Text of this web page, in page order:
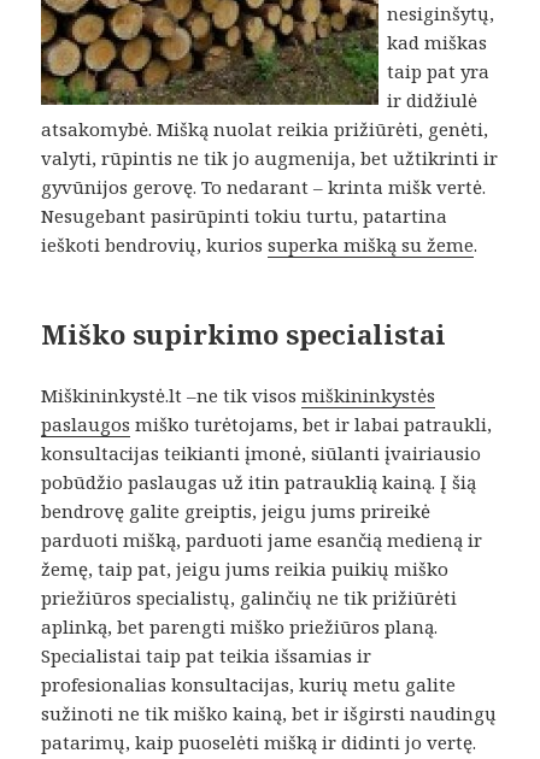
nesiginšytų,
kad miškas
taip pat yra
ir didžiulė
atsakomybė. Mišką nuolat reikia prižiūrėti, genėti,
valyti, rūpintis ne tik jo augmenija, bet užtikrinti ir
gyvūnijos gerovę. To nedarant – krinta mišk vertė.
Nesugebant pasirūpinti tokiu turtu, patartina
ieškoti bendrovių, kuriossuperka mišką su žeme.
Miško supirkimo specialistai
Miškininkystė.lt –ne tik visosmiškininkystės
paslaugos miško turėtojams, bet ir labai patraukli,
konsultacijas teikianti įmonė, siūlanti įvairiausio
pobūdžio paslaugas už itin patrauklią kainą. Į šią
bendrovę galite greiptis, jeigu jums prireikė
parduoti mišką, parduoti jame esančią medieną ir
žemę, taip pat, jeigu jums reikia puikių miško
priežiūros specialistų, galinčių ne tik prižiūrėti
aplinką, bet parengti miško priežiūros planą.
Specialistai taip pat teikia išsamias ir
profesionalias konsultacijas, kurių metu galite
sužinoti ne tik miško kainą, bet ir išgirsti naudingų
patarimų, kaip puoselėti mišką ir didinti jo vertę.